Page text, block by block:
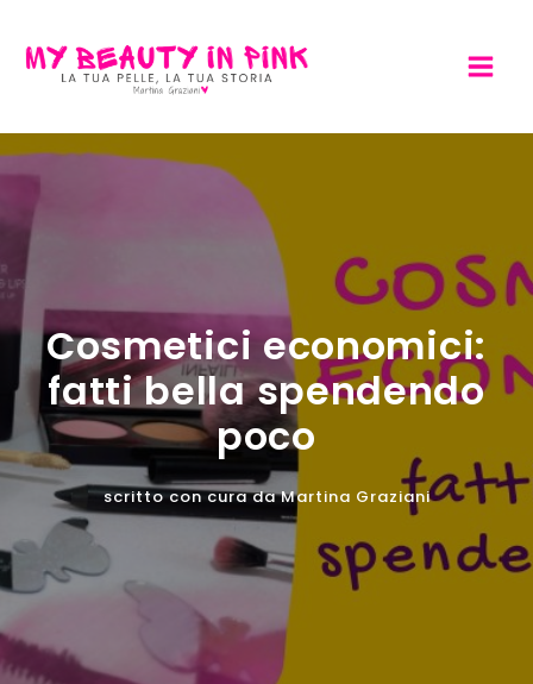
contenuto
Cosmetici economici:
fatti bella spendendo
poco
scritto con cura daMartina Graziani